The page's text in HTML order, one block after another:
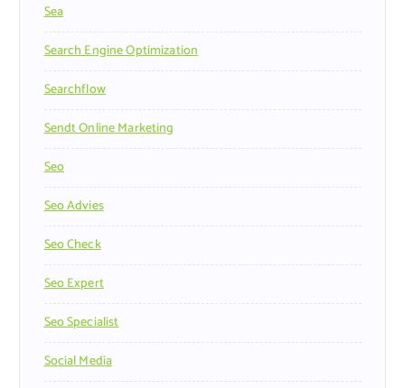
Sea
Search Engine Optimization
Searchflow
Sendt Online Marketing
Seo
Seo Advies
Seo Check
Seo Expert
Seo Specialist
Social Media